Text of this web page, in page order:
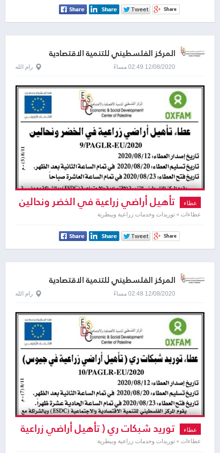
المركز الفلسطيني للتنمية الاقتصادية
والاجتماعية
12/08/2020 02:49 مساءً رام الله
عطاء تأهيل أراضي زراعية في الخضر ونحالين
عطاءات » توريدات وخدمات زراعية وبيطرية
المركز الفلسطيني للتنمية الاقتصادية
والاجتماعية
12/08/2020 02:48 مساءً رام الله
عطاء توريد شبكات ري ( تأهيل أراضي زراعية
في جيوس )
عطاءات » توريدات وخدمات زراعية وبيطرية